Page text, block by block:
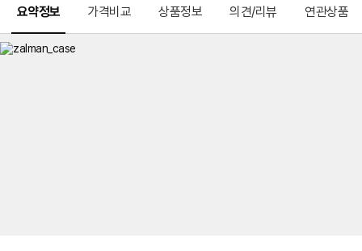
요약정보 가격비교 상품정보 의견/리뷰 연관상품